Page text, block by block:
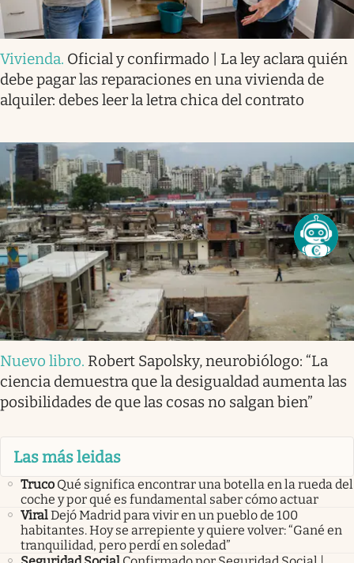
Vivienda. Oficial y confirmado | La ley aclara quién
debe pagar las reparaciones en una vivienda de
alquiler: debes leer la letra chica del contrato
Nuevo libro. Robert Sapolsky, neurobiólogo: “La
ciencia demuestra que la desigualdad aumenta las
posibilidades de que las cosas no salgan bien”
Las más leidas
Truco Qué significa encontrar una botella en la rueda del
coche y por qué es fundamental saber cómo actuar
ViralDejó Madrid para vivir en un pueblo de 100
habitantes. Hoy se arrepiente y quiere volver: “Gané en
tranquilidad, pero perdí en soledad”